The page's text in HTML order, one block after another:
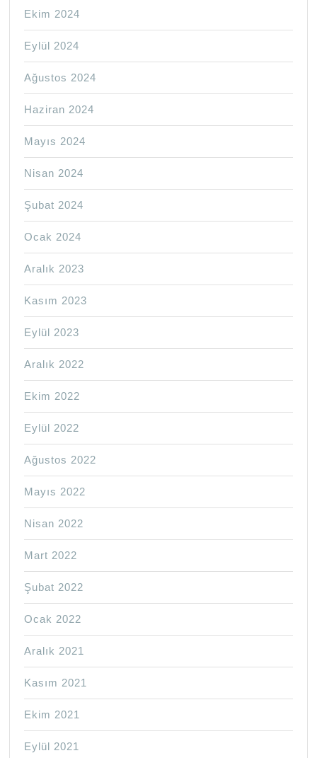
Ekim 2024
Eylül 2024
Ağustos 2024
Haziran 2024
Mayıs 2024
Nisan 2024
Şubat 2024
Ocak 2024
Aralık 2023
Kasım 2023
Eylül 2023
Aralık 2022
Ekim 2022
Eylül 2022
Ağustos 2022
Mayıs 2022
Nisan 2022
Mart 2022
Şubat 2022
Ocak 2022
Aralık 2021
Kasım 2021
Ekim 2021
Eylül 2021